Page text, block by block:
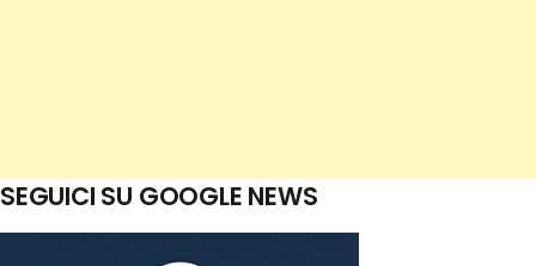
SEGUICI SU GOOGLE NEWS